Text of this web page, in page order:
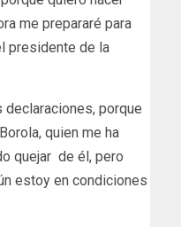
me prepararé para
presidente de la
declaraciones, porque
quien me ha
quejar de él, pero
estoy en condiciones